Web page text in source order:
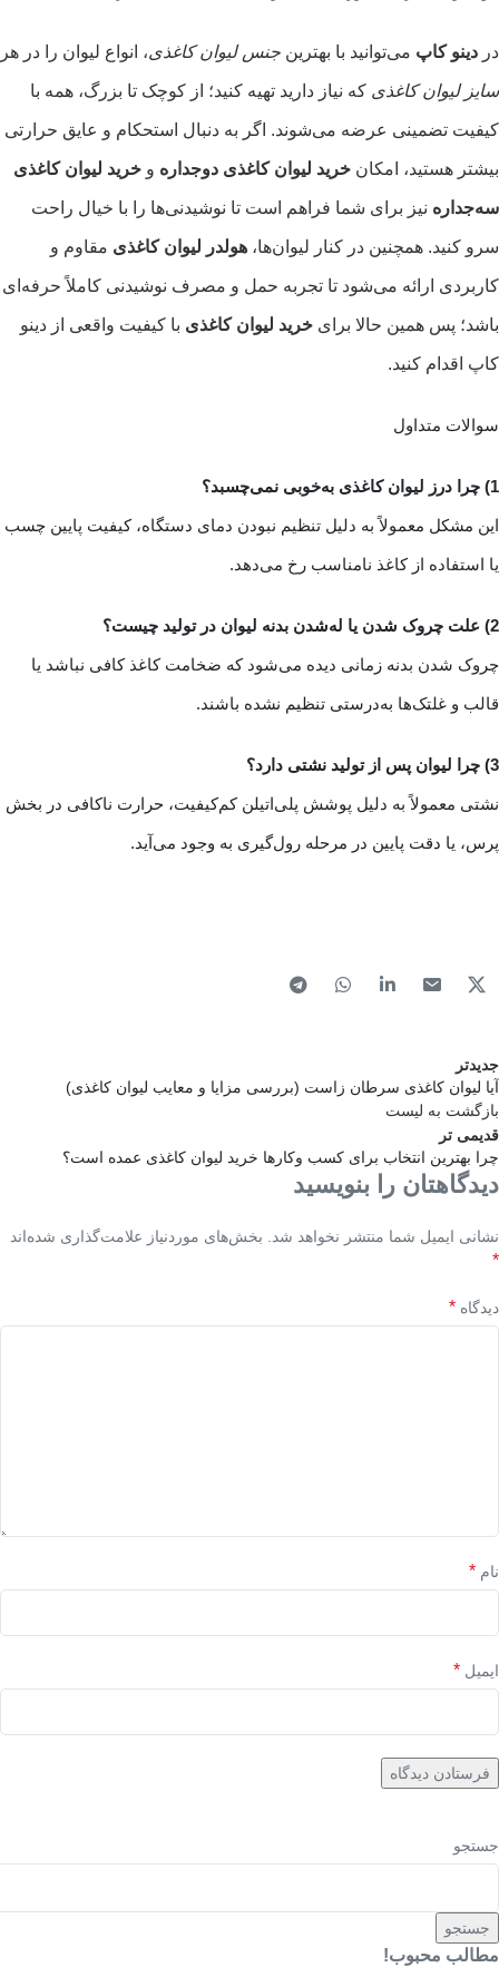
در دینو کاپ می‌توانید با بهترین جنس لیوان کاغذی، انواع لیوان را در هر
سایز لیوان کاغذی که نیاز دارید تهیه کنید؛ از کوچک تا بزرگ، همه با
کیفیت تضمینی عرضه می‌شوند. اگر به دنبال استحکام و عایق حرارتی
بیشتر هستید، امکان خرید لیوان کاغذی دوجداره و خرید لیوان کاغذی
سه‌جداره نیز برای شما فراهم است تا نوشیدنی‌ها را با خیال راحت
سرو کنید. همچنین در کنار لیوان‌ها، هولدر لیوان کاغذی مقاوم و
کاربردی ارائه می‌شود تا تجربه حمل و مصرف نوشیدنی کاملاً حرفه‌ای
باشد؛ پس همین حالا برای خرید لیوان کاغذی با کیفیت واقعی از دینو
کاپ اقدام کنید.
سوالات متداول
1) چرا درز لیوان کاغذی به‌خوبی نمی‌چسبد؟
این مشکل معمولاً به دلیل تنظیم نبودن دمای دستگاه، کیفیت پایین چسب
یا استفاده از کاغذ نامناسب رخ می‌دهد.
2) علت چروک شدن یا له‌شدن بدنه لیوان در تولید چیست؟
چروک شدن بدنه زمانی دیده می‌شود که ضخامت کاغذ کافی نباشد یا
قالب و غلتک‌ها به‌درستی تنظیم نشده باشند.
3) چرا لیوان پس از تولید نشتی دارد؟
نشتی معمولاً به دلیل پوشش پلی‌اتیلن کم‌کیفیت، حرارت ناکافی در بخش
پرس، یا دقت پایین در مرحله رول‌گیری به وجود می‌آید.
جدیدتر
آیا لیوان کاغذی سرطان زاست (بررسی مزایا و معایب لیوان کاغذی)
بازگشت به لیست
قدیمی تر
چرا بهترین انتخاب برای کسب وکارها خرید لیوان کاغذی عمده است؟
دیدگاهتان را بنویسید
نشانی ایمیل شما منتشر نخواهد شد. بخش‌های موردنیاز علامت‌گذاری شده‌اند
*
دیدگاه *
نام *
ایمیل *
جستجو
جستجو
مطالب محبوب!